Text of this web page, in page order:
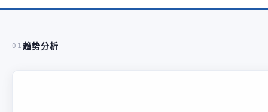
01 趋势分析